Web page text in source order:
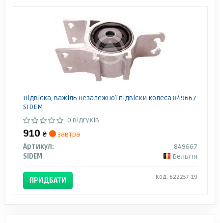
Підвіска, важіль незалежної підвіски колеса 849667
SIDEM
0 відгуків
910 ₴
завтра
Артикул:
849667
SIDEM
Бельгія
ПРИДБАТИ Код: 622257-19